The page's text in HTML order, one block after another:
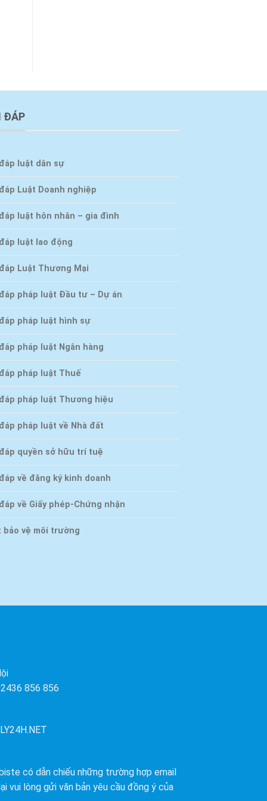
ĐÁP
luật dân sự
Luật Doanh nghiệp
luật hôn nhân – gia đình
luật lao động
Luật Thương Mại
pháp luật Đầu tư – Dự án
pháp luật hình sự
pháp luật Ngân hàng
pháp luật Thuế
pháp luật Thương hiệu
pháp luật về Nhà đất
quyền sở hữu trí tuệ
về đăng ký kinh doanh
về Giấy phép-Chứng nhận
bảo vệ môi trường
856 856
có dẫn chiếu những trường hợp email
vui lòng gửi văn bản yêu cầu đồng ý của